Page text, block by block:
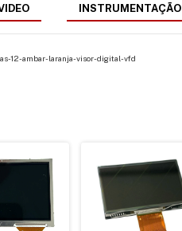
INSTRUMENTAÇÃO
12-ambar-laranja-visor-digital-vfd